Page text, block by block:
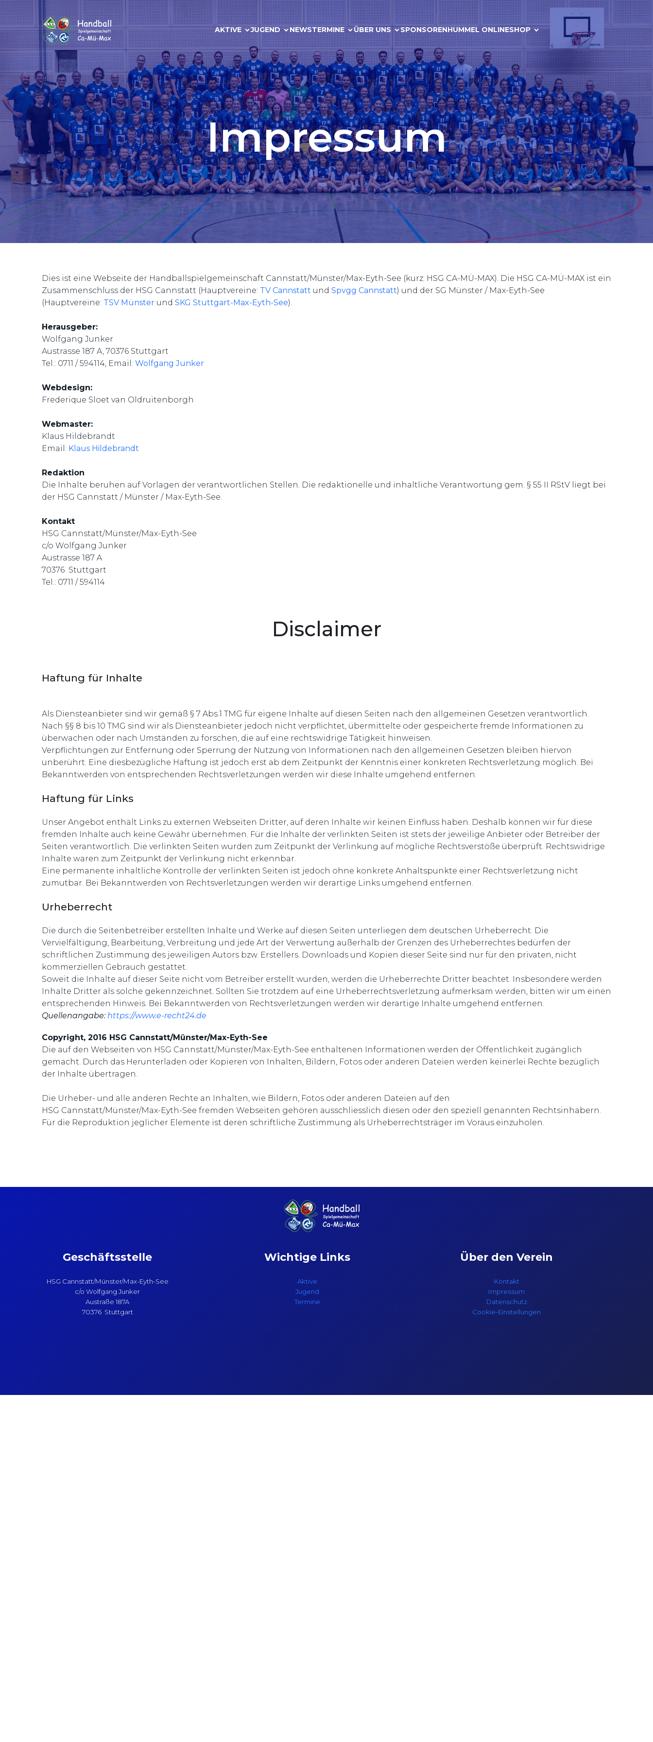
AKTIVE JUGEND NEWSTERMINE ÜBER UNS SPONSORENHUMMEL ONLINESHOP
Impressum
Dies ist eine Webseite der Handballspielgemeinschaft Cannstatt/Münster/Max-Eyth-See (kurz: HSG CA-MÜ-MAX). Die HSG CA-MÜ-MAX ist ein
Zusammenschluss der HSG Cannstatt (Hauptvereine: TV Cannstatt und Spvgg Cannstatt) und der SG Münster / Max-Eyth-See
(Hauptvereine: TSV Münster und SKG Stuttgart-Max-Eyth-See).
Herausgeber:
Wolfgang Junker
Austrasse 187 A, 70376 Stuttgart
Tel.: 0711 / 594114, Email: Wolfgang Junker
Webdesign:
Frederique Sloet van Oldruitenborgh
Webmaster:
Klaus Hildebrandt
Email: Klaus Hildebrandt
Redaktion
Die Inhalte beruhen auf Vorlagen der verantwortlichen Stellen. Die redaktionelle und inhaltliche Verantwortung gem. § 55 II RStV liegt bei
der HSG Cannstatt / Münster / Max-Eyth-See.
Kontakt
HSG Cannstatt/Münster/Max-Eyth-See
c/o Wolfgang Junker
Austrasse 187 A
70376 Stuttgart
Tel.: 0711 / 594114
Disclaimer
Haftung für Inhalte
Als Diensteanbieter sind wir gemäß § 7 Abs.1 TMG für eigene Inhalte auf diesen Seiten nach den allgemeinen Gesetzen verantwortlich.
Nach §§ 8 bis 10 TMG sind wir als Diensteanbieter jedoch nicht verpflichtet, übermittelte oder gespeicherte fremde Informationen zu
überwachen oder nach Umständen zu forschen, die auf eine rechtswidrige Tätigkeit hinweisen.
Verpflichtungen zur Entfernung oder Sperrung der Nutzung von Informationen nach den allgemeinen Gesetzen bleiben hiervon
unberührt. Eine diesbezügliche Haftung ist jedoch erst ab dem Zeitpunkt der Kenntnis einer konkreten Rechtsverletzung möglich. Bei
Bekanntwerden von entsprechenden Rechtsverletzungen werden wir diese Inhalte umgehend entfernen.
Haftung für Links
Unser Angebot enthält Links zu externen Webseiten Dritter, auf deren Inhalte wir keinen Einfluss haben. Deshalb können wir für diese
fremden Inhalte auch keine Gewähr übernehmen. Für die Inhalte der verlinkten Seiten ist stets der jeweilige Anbieter oder Betreiber der
Seiten verantwortlich. Die verlinkten Seiten wurden zum Zeitpunkt der Verlinkung auf mögliche Rechtsverstöße überprüft. Rechtswidrige
Inhalte waren zum Zeitpunkt der Verlinkung nicht erkennbar.
Eine permanente inhaltliche Kontrolle der verlinkten Seiten ist jedoch ohne konkrete Anhaltspunkte einer Rechtsverletzung nicht
zumutbar. Bei Bekanntwerden von Rechtsverletzungen werden wir derartige Links umgehend entfernen.
Urheberrecht
Die durch die Seitenbetreiber erstellten Inhalte und Werke auf diesen Seiten unterliegen dem deutschen Urheberrecht. Die
Vervielfältigung, Bearbeitung, Verbreitung und jede Art der Verwertung außerhalb der Grenzen des Urheberrechtes bedürfen der
schriftlichen Zustimmung des jeweiligen Autors bzw. Erstellers. Downloads und Kopien dieser Seite sind nur für den privaten, nicht
kommerziellen Gebrauch gestattet.
Soweit die Inhalte auf dieser Seite nicht vom Betreiber erstellt wurden, werden die Urheberrechte Dritter beachtet. Insbesondere werden
Inhalte Dritter als solche gekennzeichnet. Sollten Sie trotzdem auf eine Urheberrechtsverletzung aufmerksam werden, bitten wir um einen
entsprechenden Hinweis. Bei Bekanntwerden von Rechtsverletzungen werden wir derartige Inhalte umgehend entfernen.
Quellenangabe:https://www.e-recht24.de
Copyright, 2016 HSG Cannstatt/Münster/Max-Eyth-See
Die auf den Webseiten von HSG Cannstatt/Münster/Max-Eyth-See enthaltenen Informationen werden der Öffentlichkeit zugänglich
gemacht. Durch das Herunterladen oder Kopieren von Inhalten, Bildern, Fotos oder anderen Dateien werden keinerlei Rechte bezüglich
der Inhalte übertragen.
Die Urheber- und alle anderen Rechte an Inhalten, wie Bildern, Fotos oder anderen Dateien auf den
HSG Cannstatt/Münster/Max-Eyth-See fremden Webseiten gehören ausschliesslich diesen oder den speziell genannten Rechtsinhabern.
Für die Reproduktion jeglicher Elemente ist deren schriftliche Zustimmung als Urheberrechtsträger im Voraus einzuholen.
Geschäftsstelle
HSG Cannstatt/Münster/Max-Eyth-See
c/o Wolfgang Junker
Austraße 187A
70376 Stuttgart
Wichtige Links
Aktive
Jugend
Termine
Über den Verein
Kontakt
Impressum
Datenschutz
Cookie-Einstellungen